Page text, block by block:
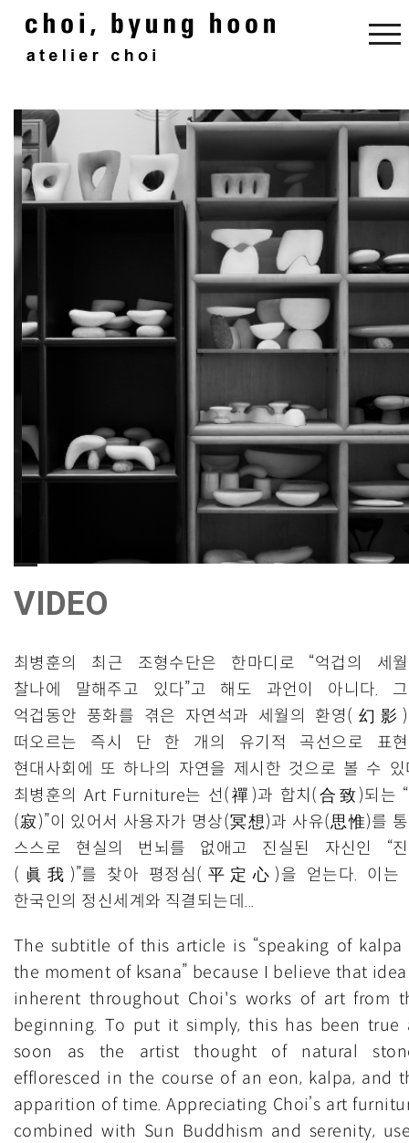
VIDEO
최병훈의 최근 조형수단은 한마디로 “억겁의 세
찰나에 말해주고 있다”고 해도 과언이 아니다.
억겁동안 풍화를 겪은 자연석과 세월의 환영(幻影
떠오르는 즉시 단 한 개의 유기적 곡선으로 표
현대사회에 또 하나의 자연을 제시한 것으로 볼 수 있
최병훈의 Art Furniture는 선(禪)과 합치(合致)되는
(寂)”이 있어서 사용자가 명상(冥想)과 사유(思惟)를
스스로 현실의 번뇌를 없애고 진실된 자신인 “
(眞我)”를 찾아 평정심(平定心)을 얻는다. 이는
한국인의 정신세계와 직결되는데...
The subtitle of this article is “speaking of kalpa
the moment of ksana” because I believe that
inherent throughout Choi's works of art from
beginning. To put it simply, this has been true
soon as the artist thought of natural
effloresced in the course of an eon, kalpa, and
apparition of time. Appreciating Choi’s art
combined with Sun Buddhism and serenity,